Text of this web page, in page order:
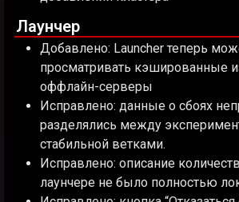
Лаунчер
Добавлено: Launcher теперь
просматривать кэшированные
оффлайн-серверы
Исправлено: данные о сбоях
разделялись между
стабильной ветками.
Исправлено: описание
лаунчере не было полностью